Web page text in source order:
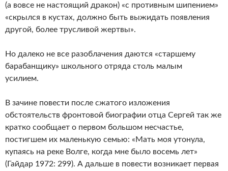
(а вовсе не настоящий дракон) «с противным шипением»
«скрылся в кустах, должно быть выжидать появления
другой, более трусливой жертвы».
Но далеко не все разоблачения даются «старшему
барабанщику» школьного отряда столь малым
усилием.
В зачине повести после сжатого изложения
обстоятельств фронтовой биографии отца Сергей так же
кратко сообщает о первом большом несчастье,
постигшем их маленькую семью: «Мать моя утонула,
купаясь на реке Волге, когда мне было восемь лет»
(Гайдар 1972: 299). А дальше в повести возникает первая